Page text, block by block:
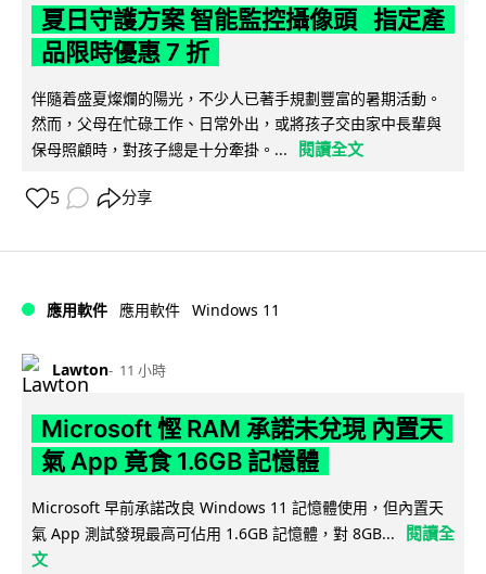
夏日守護方案 智能監控攝像頭 指定產
品限時優惠 7 折
伴隨着盛夏燦爛的陽光，不少人已著手規劃豐富的暑期活動。
然而，父母在忙碌工作、日常外出，或將孩子交由家中長輩與
保母照顧時，對孩子總是十分牽掛。...
閱讀全文
5 分享
應用軟件 應用軟件 Windows 11
Lawton 11 小時
Microsoft 慳 RAM 承諾未兌現 內置天
氣 App 竟食 1.6GB 記憶體
Microsoft 早前承諾改良 Windows 11 記憶體使用，但內置天
氣 App 測試發現最高可佔用 1.6GB 記憶體，對 8GB...
閱讀全
文